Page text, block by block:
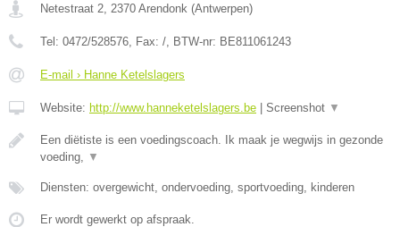
Netestraat 2 2370 Arendonk (Antwerpen)
Tel: 0472/528576 , Fax: / , BTW-nr: BE811061243
E-mail › Hanne Ketelslagers
Website: http://www.hanneketelslagers.be Screenshot ▼
Een diëtiste is een voedingscoach. Ik maak je wegwijs in gezonde
voeding,
▼
Diensten: overgewicht, ondervoeding, sportvoeding, kinderen
Er wordt gewerkt op afspraak.